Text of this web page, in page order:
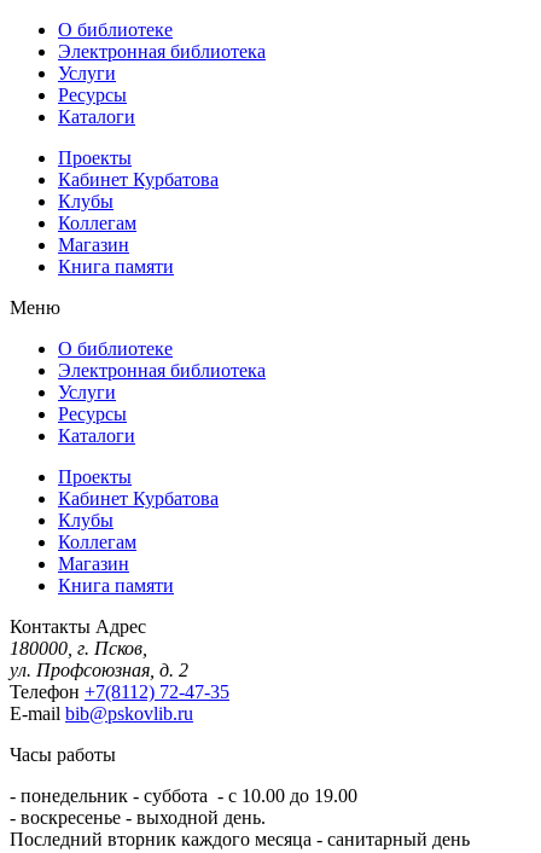
О библиотеке
Электронная библиотека
Услуги
Ресурсы
Каталоги
Проекты
Кабинет Курбатова
Клубы
Коллегам
Магазин
Книга памяти
Меню
О библиотеке
Электронная библиотека
Услуги
Ресурсы
Каталоги
Проекты
Кабинет Курбатова
Клубы
Коллегам
Магазин
Книга памяти
Контакты Адрес
180000, г. Псков,
ул. Профсоюзная, д. 2
Телефон +7(8112) 72-47-35
E-mail bib@pskovlib.ru
Часы работы
- понедельник - суббота - с 10.00 до 19.00
- воскресенье - выходной день.
Последний вторник каждого месяца - санитарный день